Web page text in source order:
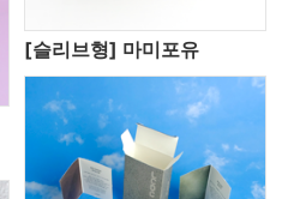
[슬리브형] 마미포유